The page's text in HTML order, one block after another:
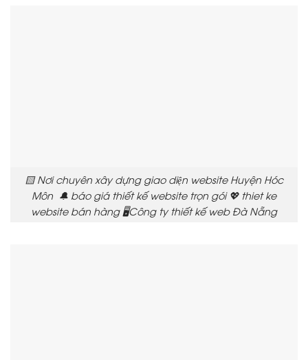
🟨 Nơi chuyên xây dựng giao diện website Huyện Hóc
Môn 🔔 báo giá thiết kế website trọn gói 💖 thiet ke
website bán hàng 🖥️Công ty thiết kế web Đà Nẵng